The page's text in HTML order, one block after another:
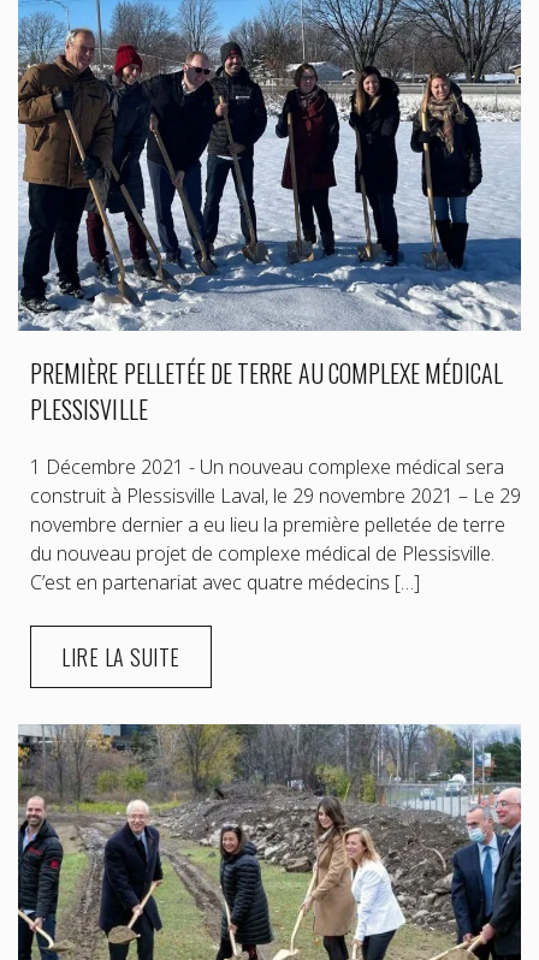
PREMIÈRE PELLETÉE DE TERRE AU COMPLEXE MÉDICAL
PLESSISVILLE
1 Décembre 2021 - Un nouveau complexe médical sera
construit à Plessisville Laval, le 29 novembre 2021 – Le 29
novembre dernier a eu lieu la première pelletée de terre
du nouveau projet de complexe médical de Plessisville.
C’est en partenariat avec quatre médecins […]
LIRE LA SUITE